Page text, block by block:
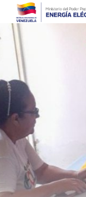
Saltar
contenido